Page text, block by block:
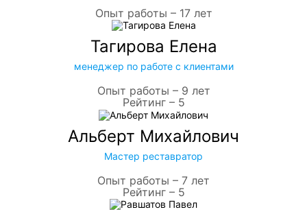
Опыт работы – 17 лет
Тагирова Елена
менеджер по работе с клиентами
Опыт работы – 9 лет
Рейтинг – 5
Альберт Михайлович
Мастер реставратор
Опыт работы – 7 лет
Рейтинг – 5